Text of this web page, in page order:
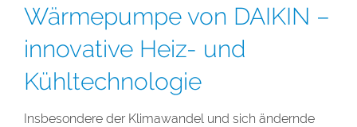
Wärmepumpe von DAIKIN –
innovative Heiz- und
Kühltechnologie
Insbesondere der Klimawandel und sich ändernde